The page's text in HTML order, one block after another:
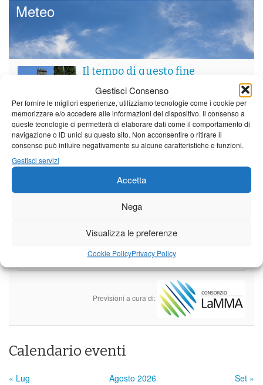
Gestisci Consenso
Per fornire le migliori esperienze, utilizziamo tecnologie come i cookie per
memorizzare e/o accedere alle informazioni del dispositivo. Il consenso a
queste tecnologie ci permetterà di elaborare dati come il comportamento di
navigazione o ID unici su questo sito. Non acconsentire o ritirare il
consenso può influire negativamente su alcune caratteristiche e funzioni.
Gestisci servizi
Accetta
Nega
Visualizza le preferenze
Cookie PolicyPrivacy Policy
Meteo
Il tempo di questo fine
ben al di sopra dei valori
stagionali
Leggi tutto…
Domenica Lunedì Martedì
Borgo a Mozzano
25°C|36°C
Castelnuovo Garfagnana
25°C 21°C
Previsioni a cura di:
Calendario eventi
« Lug Agosto 2026
Set »